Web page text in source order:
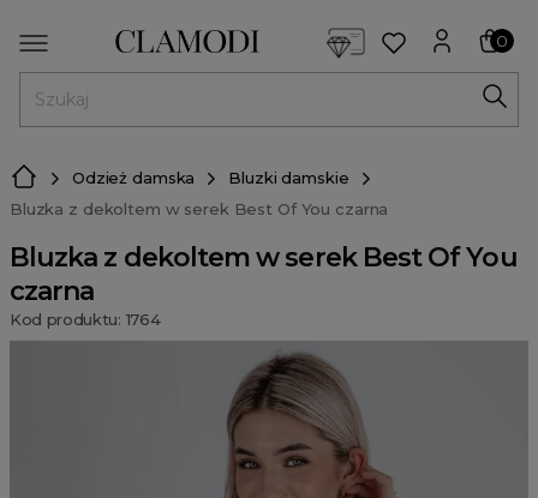
0
Odzież damska
Bluzki damskie
Bluzka z dekoltem w serek Best Of You czarna
Bluzka z dekoltem w serek Best Of You
czarna
Kod produktu: 1764